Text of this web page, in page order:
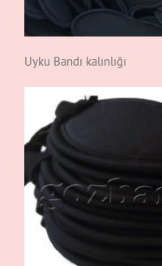
Uyku Bandı kalınlığı